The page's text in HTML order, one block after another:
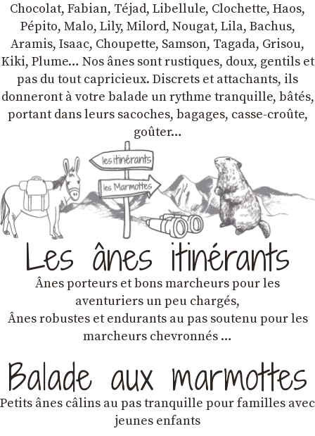
Chocolat, Fabian, Téjad, Libellule, Clochette, Haos,
Pépito, Malo, Lily, Milord, Nougat, Lila, Bachus,
Aramis, Isaac, Choupette, Samson, Tagada, Grisou,
Kiki, Plume… Nos ânes sont rustiques, doux, gentils et
pas du tout capricieux. Discrets et attachants, ils
donneront à votre balade un rythme tranquille, bâtés,
portant dans leurs sacoches, bagages, casse-croûte,
goûter…
Les ânes itinérants
Ânes porteurs et bons marcheurs pour les
aventuriers un peu chargés,
Ânes robustes et endurants au pas soutenu pour les
marcheurs chevronnés …
Balade aux marmottes
Petits ânes câlins au pas tranquille pour familles avec
jeunes enfants